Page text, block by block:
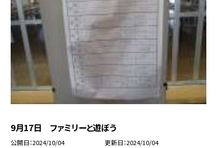
9月17日 ファミリーと遊ぼう
公開日 2024/10/04 更新日 2024/10/04